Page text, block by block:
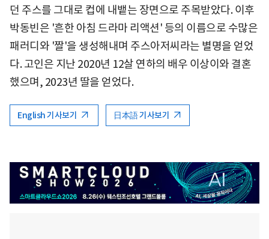
던 주스를 그대로 컵에 내뱉는 장면으로 주목받았다. 이후
박동빈은 '흔한 아침 드라마 리액션' 등의 이름으로 수많은
패러디와 '짤'을 생성해내며 주스아저씨라는 별명을 얻었
다. 고인은 지난 2020년 12살 연하의 배우 이상이와 결혼
했으며, 2023년 딸을 얻었다.
English 기사보기 日本語 기사보기